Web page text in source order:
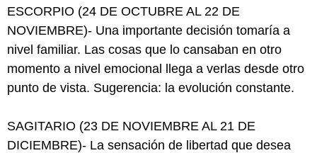
ESCORPIO (24 DE OCTUBRE AL 22 DE
NOVIEMBRE)- Una importante decisión tomaría a
nivel familiar. Las cosas que lo cansaban en otro
momento a nivel emocional llega a verlas desde otro
punto de vista. Sugerencia: la evolución constante.
SAGITARIO (23 DE NOVIEMBRE AL 21 DE
DICIEMBRE)- La sensación de libertad que desea